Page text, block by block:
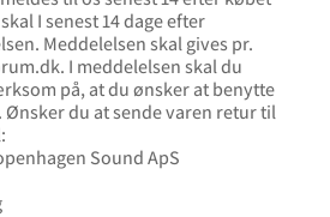
I senest 14 dage efter
Meddelelsen skal gives pr.
I meddelelsen skal du
på, at du ønsker at benytte
du at sende varen retur til
Sound ApS